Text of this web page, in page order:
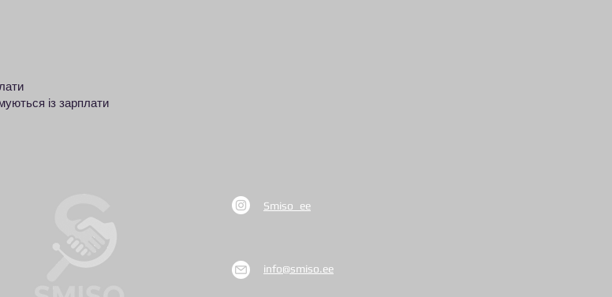
із зарплати
Smiso_ee
info@smiso.ee